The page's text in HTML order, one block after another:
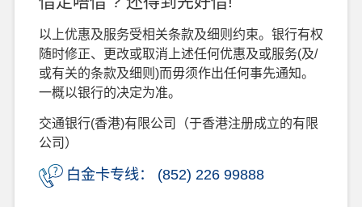
以上优惠及服务受相关条款及细则约束。银行有权
随时修正、更改或取消上述任何优惠及或服务(及/
或有关的条款及细则)而毋须作出任何事先通知。
一概以银行的决定为准。
交通银行(香港)有限公司（于香港注册成立的有限
公司）
白金卡专线： (852) 226 99888